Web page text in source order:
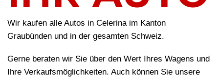
Wir kaufen alle Autos in Celerina im Kanton
Graubünden und in der gesamten Schweiz.
Gerne beraten wir Sie über den Wert Ihres Wagens und
Ihre Verkaufsmöglichkeiten. Auch können Sie unsere